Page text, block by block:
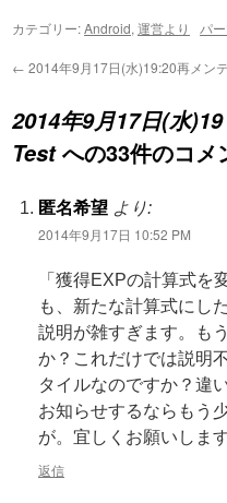
カテゴリー:Android, 運営より パ
← 2014年9月17日(水)19:20再メン
2014年9月17日(水
Testへの33件のコメ
匿名希望 より:
2014年9月17日 10:52 PM
「獲得EXPの計算式を
も、新たな計算式にし
説明が雑すぎます。も
か？これだけでは説明
タイルなのですか？違
お知らせするならもう
が。宜しくお願いします
返信